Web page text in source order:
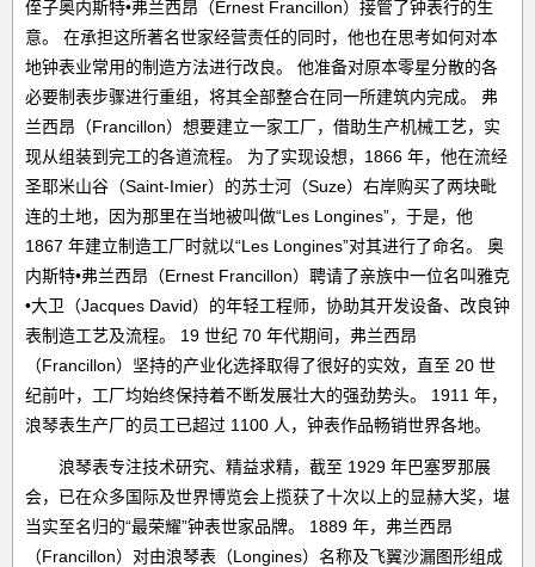
侄子奥内斯特•弗兰西昂（Ernest Francillon）接管了钟表行的生
意。 在承担这所著名世家经营责任的同时，他也在思考如何对本
地钟表业常用的制造方法进行改良。 他准备对原本零星分散的各
必要制表步骤进行重组，将其全部整合在同一所建筑内完成。 弗
兰西昂（Francillon）想要建立一家工厂，借助生产机械工艺，实
现从组装到完工的各道流程。 为了实现设想，1866 年，他在流经
圣耶米山谷（Saint-Imier）的苏士河（Suze）右岸购买了两块毗
连的土地，因为那里在当地被叫做“Les Longines”，于是，他
1867 年建立制造工厂时就以“Les Longines”对其进行了命名。 奥
内斯特•弗兰西昂（Ernest Francillon）聘请了亲族中一位名叫雅克
•大卫（Jacques David）的年轻工程师，协助其开发设备、改良钟
表制造工艺及流程。 19 世纪 70 年代期间，弗兰西昂
（Francillon）坚持的产业化选择取得了很好的实效，直至 20 世
纪前叶，工厂均始终保持着不断发展壮大的强劲势头。 1911 年，
浪琴表生产厂的员工已超过 1100 人，钟表作品畅销世界各地。
浪琴表专注技术研究、精益求精，截至 1929 年巴塞罗那展
会，已在众多国际及世界博览会上揽获了十次以上的显赫大奖，堪
当实至名归的“最荣耀”钟表世家品牌。 1889 年，弗兰西昂
（Francillon）对由浪琴表（Longines）名称及飞翼沙漏图形组成